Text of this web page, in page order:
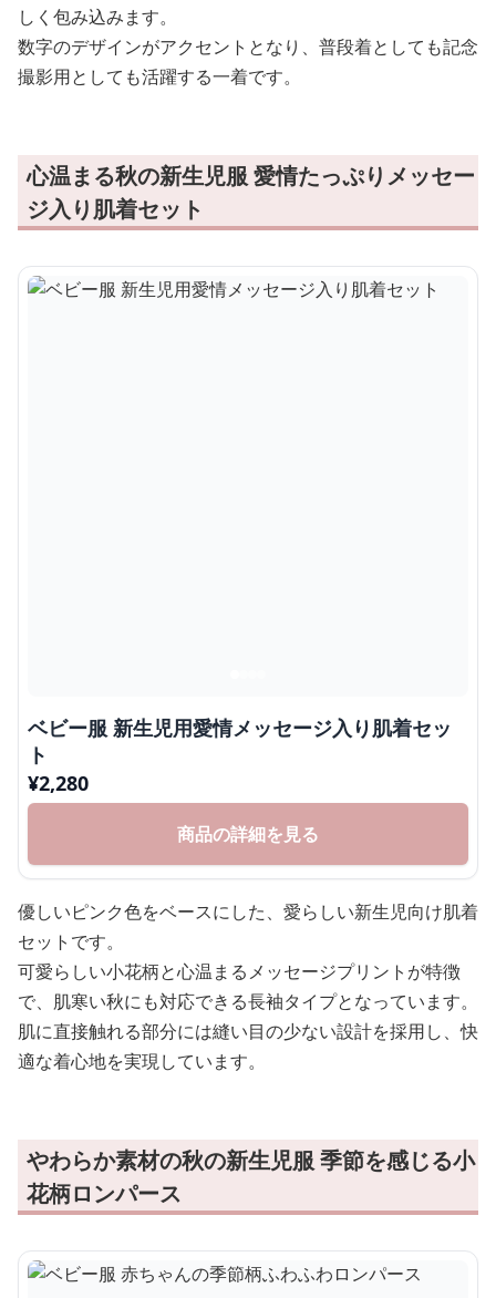
しく包み込みます。
数字のデザインがアクセントとなり、普段着としても記念
撮影用としても活躍する一着です。
心温まる秋の新生児服 愛情たっぷりメッセー
ジ入り肌着セット
ベビー服 新生児用愛情メッセージ入り肌着セッ
ト
¥2,280
商品の詳細を見る
優しいピンク色をベースにした、愛らしい新生児向け肌着
セットです。
可愛らしい小花柄と心温まるメッセージプリントが特徴
で、肌寒い秋にも対応できる長袖タイプとなっています。
肌に直接触れる部分には縫い目の少ない設計を採用し、快
適な着心地を実現しています。
やわらか素材の秋の新生児服 季節を感じる小
花柄ロンパース